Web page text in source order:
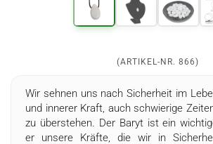
(ARTIKEL-NR. 866)
Wir sehnen uns nach Sicherheit im
und innerer Kraft, auch schwierige
zu überstehen. Der Baryt ist ein
er unsere Kräfte, die wir in